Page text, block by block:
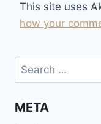
This site uses
how your
Search
for:
META